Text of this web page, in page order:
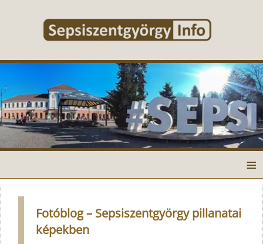
≡
Fotóblog – Sepsiszentgyörgy pillanatai
képekben